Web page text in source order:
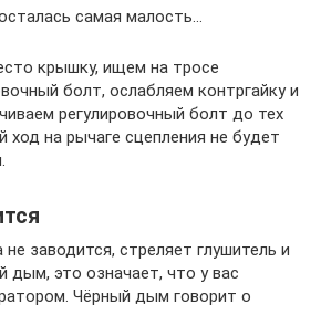
самая малость…
крышку, ищем на тросе
болт, ослабляем контргайку и
регулировочный болт до тех
ход на рычаге сцепления не будет
заводится, стреляет глушитель и
дым, это означает, что у вас
Чёрный дым говорит о